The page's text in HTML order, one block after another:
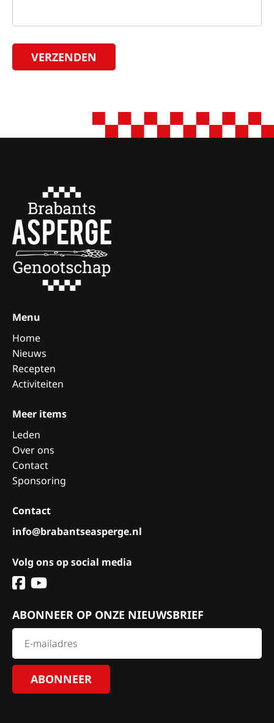
Menu
Home
Nieuws
Recepten
Activiteiten
Meer items
Leden
Over ons
Contact
Sponsoring
Contact
info@brabantseasperge.nl
Volg ons op social media
ABONNEER OP ONZE NIEUWSBRIEF